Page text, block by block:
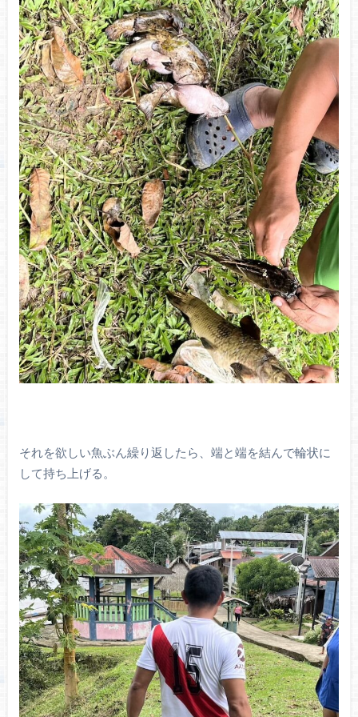
それを欲しい魚ぶん繰り返したら、端と端を結んで輪状に
して持ち上げる。